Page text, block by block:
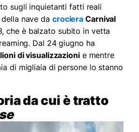
sugli inquietanti fatti reali
nave da crociera Carnival
che è balzato subito in vetta
Dal 24 giugno ha
di visualizzazionie mentre
di migliaia di persone lo stanno
da cui è tratto